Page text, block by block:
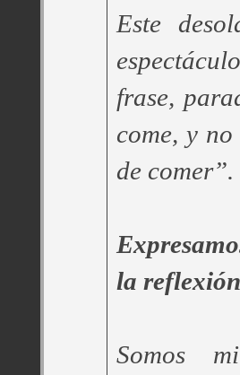
Este
frase,
come, y
de comer”.
la
Somos